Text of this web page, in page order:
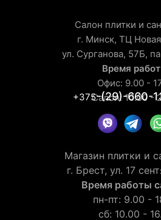
Салон плитки и
г. Минск, ТЦ
ул. Сурганова, 57Б,
Время
Офис: 9.00 -
Салон: 10.00 -
+375-(29)-660-
Магазин плитки и
г. Брест, ул. 17
Время работы
пн-пт: 9.00 -
сб: 10.00 -